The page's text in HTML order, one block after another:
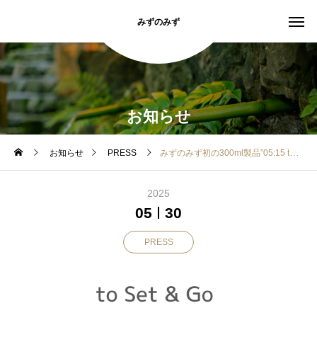
みずのみず
お知らせ
お知らせ PRESS みずのみず初の300ml製品”05:15 to Set & Go”発売決定
2025
05 30
PRESS